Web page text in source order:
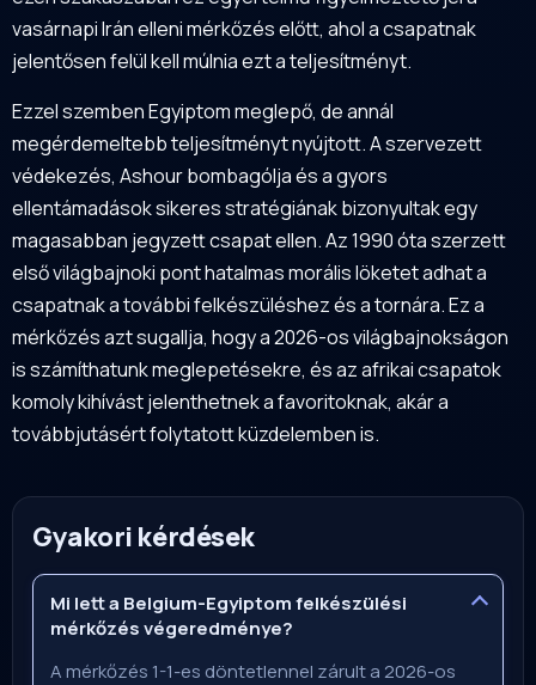
vasárnapi Irán elleni mérkőzés előtt, ahol a csapatnak
jelentősen felül kell múlnia ezt a teljesítményt.
Ezzel szemben Egyiptom meglepő, de annál
megérdemeltebb teljesítményt nyújtott. A szervezett
védekezés, Ashour bombagólja és a gyors
ellentámadások sikeres stratégiának bizonyultak egy
magasabban jegyzett csapat ellen. Az 1990 óta szerzett
első világbajnoki pont hatalmas morális löketet adhat a
csapatnak a további felkészüléshez és a tornára. Ez a
mérkőzés azt sugallja, hogy a 2026-os világbajnokságon
is számíthatunk meglepetésekre, és az afrikai csapatok
komoly kihívást jelenthetnek a favoritoknak, akár a
továbbjutásért folytatott küzdelemben is.
Gyakori kérdések
Mi lett a Belgium-Egyiptom felkészülési
mérkőzés végeredménye?
A mérkőzés 1-1-es döntetlennel zárult a 2026-os